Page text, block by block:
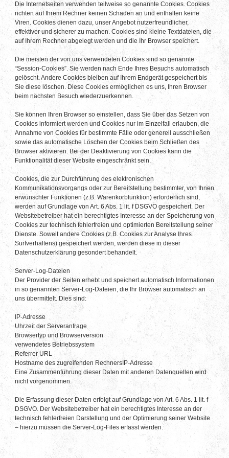
Die Internetseiten verwenden teilweise so genannte Cookies. Cookies
richten auf Ihrem Rechner keinen Schaden an und enthalten keine
Viren. Cookies dienen dazu, unser Angebot nutzerfreundlicher,
effektiver und sicherer zu machen. Cookies sind kleine Textdateien, die
auf Ihrem Rechner abgelegt werden und die Ihr Browser speichert.
Die meisten der von uns verwendeten Cookies sind so genannte
“Session-Cookies”. Sie werden nach Ende Ihres Besuchs automatisch
gelöscht. Andere Cookies bleiben auf Ihrem Endgerät gespeichert bis
Sie diese löschen. Diese Cookies ermöglichen es uns, Ihren Browser
beim nächsten Besuch wiederzuerkennen.
Sie können Ihren Browser so einstellen, dass Sie über das Setzen von
Cookies informiert werden und Cookies nur im Einzelfall erlauben, die
Annahme von Cookies für bestimmte Fälle oder generell ausschließen
sowie das automatische Löschen der Cookies beim Schließen des
Browser aktivieren. Bei der Deaktivierung von Cookies kann die
Funktionalität dieser Website eingeschränkt sein.
Cookies, die zur Durchführung des elektronischen
Kommunikationsvorgangs oder zur Bereitstellung bestimmter, von Ihnen
erwünschter Funktionen (z.B. Warenkorbfunktion) erforderlich sind,
werden auf Grundlage von Art. 6 Abs. 1 lit. f DSGVO gespeichert. Der
Websitebetreiber hat ein berechtigtes Interesse an der Speicherung von
Cookies zur technisch fehlerfreien und optimierten Bereitstellung seiner
Dienste. Soweit andere Cookies (z.B. Cookies zur Analyse Ihres
Surfverhaltens) gespeichert werden, werden diese in dieser
Datenschutzerklärung gesondert behandelt.
Server-Log-Dateien
Der Provider der Seiten erhebt und speichert automatisch Informationen
in so genannten Server-Log-Dateien, die Ihr Browser automatisch an
uns übermittelt. Dies sind:
IP-Adresse
Uhrzeit der Serveranfrage
Browsertyp und Browserversion
verwendetes Betriebssystem
Referrer URL
Hostname des zugreifenden RechnersIP-Adresse
Eine Zusammenführung dieser Daten mit anderen Datenquellen wird
nicht vorgenommen.
Die Erfassung dieser Daten erfolgt auf Grundlage von Art. 6 Abs. 1 lit. f
DSGVO. Der Websitebetreiber hat ein berechtigtes Interesse an der
technisch fehlerfreien Darstellung und der Optimierung seiner Website
– hierzu müssen die Server-Log-Files erfasst werden.